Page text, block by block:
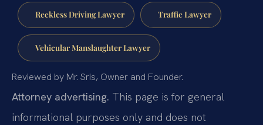
Reckless Driving Lawyer Traffic Lawyer
Vehicular Manslaughter Lawyer
Reviewed by Mr. Sris, Owner and Founder.
Attorney advertising. This page is for general
informational purposes only and does not